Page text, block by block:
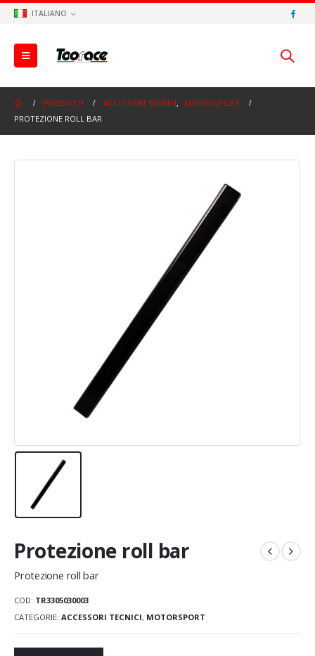
ITALIANO
PRODOTTI ACCESSORI TECNICI,
MOTORSPORT
PROTEZIONE ROLL BAR
Protezione roll bar
Protezione roll bar
COD: TR3305030003
CATEGORIE: ACCESSORI TECNICI, MOTORSPORT